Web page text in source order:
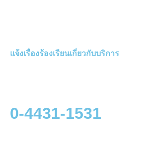
แจ้งเรื่องร้องเรียนเกี่ยวกับบริการ
0-4431-1531